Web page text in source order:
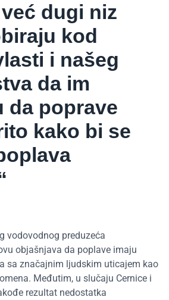
dugi niz
kod
i našeg
da im
da poprave
kako bi se
vodovodnog preduzeća
objašnjava da poplave imaju
sa značajnim ljudskim uticajem kao
Međutim, u slučaju Cernice i
rezultat nedostatka